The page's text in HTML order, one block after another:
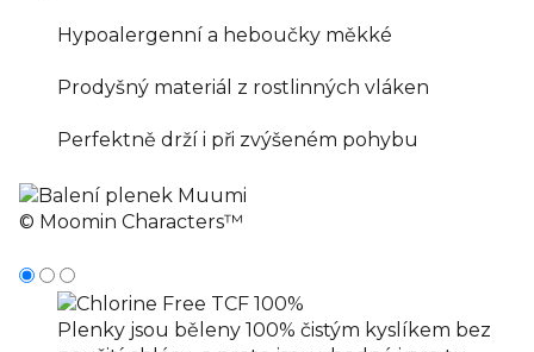
Hypoalergenní a heboučky měkké
Prodyšný materiál z rostlinných vláken
Perfektně drží i při zvýšeném pohybu
© Moomin Characters™
Plenky jsou běleny 100% čistým kyslíkem bez